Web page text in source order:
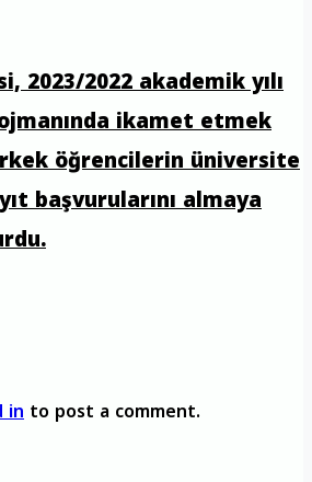
2023/2022 akademik yılı
ikamet etmek
öğrencilerin üniversite
başvurularını almaya
into post a comment.